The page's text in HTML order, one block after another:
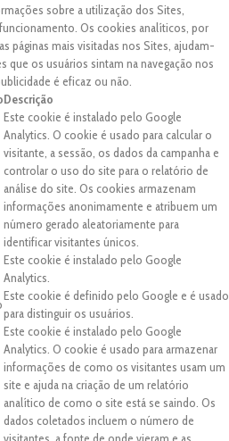
sobre a utilização dos Sites,
Os cookies analíticos, por
páginas mais visitadas nos Sites, ajudam-
que os usuários sintam na navegação nos
é eficaz ou não.
Descrição
Este cookie é instalado pelo Google
Analytics. O cookie é usado para calcular o
visitante, a sessão, os dados da campanha e
controlar o uso do site para o relatório de
análise do site. Os cookies armazenam
informações anonimamente e atribuem um
número gerado aleatoriamente para
identificar visitantes únicos.
Este cookie é instalado pelo Google
Analytics.
Este cookie é definido pelo Google e é usado
para distinguir os usuários.
Este cookie é instalado pelo Google
Analytics. O cookie é usado para armazenar
informações de como os visitantes usam um
site e ajuda na criação de um relatório
analítico de como o site está se saindo. Os
dados coletados incluem o número de